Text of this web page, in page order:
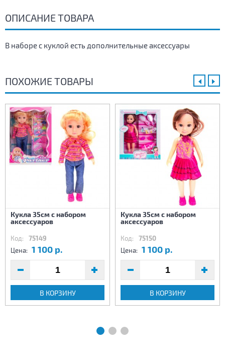
ОПИСАНИЕ ТОВАРА
В наборе с куклой есть дополнительные аксессуары
ПОХОЖИЕ ТОВАРЫ
Кукла 35см с набором
аксессуаров
Код: 75149
Цена: 1 100 р.
В КОРЗИНУ
Кукла 35см с набором
аксессуаров
Код: 75150
Цена: 1 100 р.
В КОРЗИНУ